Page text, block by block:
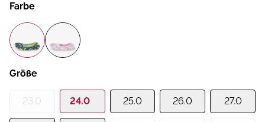
Farbe
Größe
23.0 24.0 25.0 26.0 27.0